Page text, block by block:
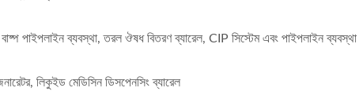
পাইপলাইন ব্যবস্থা, তরল ঔষধ বিতরণ ব্যারেল, CIP সিস্টেম এবং পাইপলাইন ব্যবস্থা
লিকুইড মেডিসিন ডিসপেনসিং ব্যারেল